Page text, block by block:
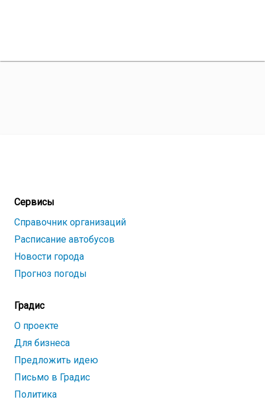
Сервисы
Справочник организаций
Расписание автобусов
Новости города
Прогноз погоды
Градис
О проекте
Для бизнеса
Предложить идею
Письмо в Градис
Политика